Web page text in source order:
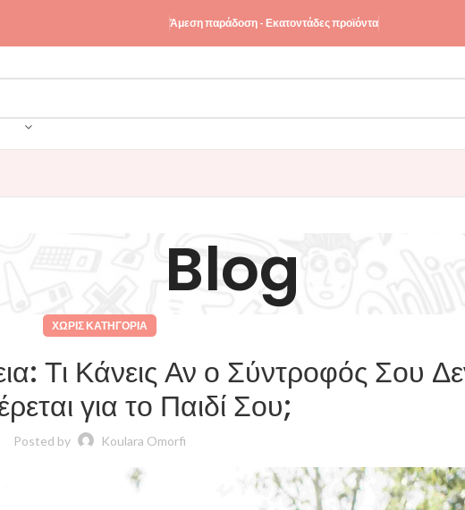
Άμεση παράδοση - Εκατοντάδες προϊόντα
Blog
ΧΩΡΊΣ ΚΑΤΗΓΟΡΊΑ
Τι Κάνεις Αν ο Σύντροφός Σου
για το Παιδί Σου;
Posted by Koulara Omorfi